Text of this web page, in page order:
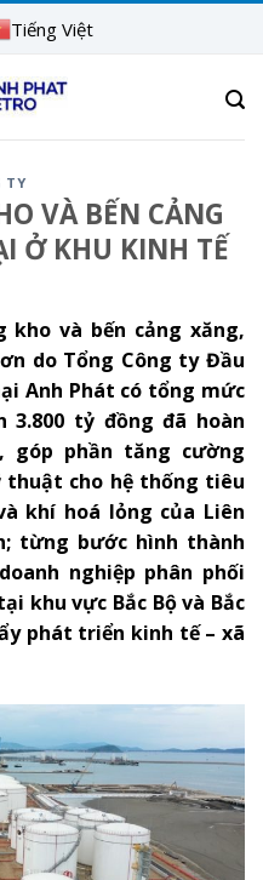
Tiếng Việt
TY
VÀ BẾN CẢNG
Ở KHU KINH TẾ
kho và bến cảng xăng,
do Tổng Công ty Đầu
Anh Phát có tổng mức
tỷ đồng đã hoàn
góp phần tăng cường
thuật cho hệ thống tiêu
khí hoá lỏng của Liên
từng bước hình thành
nghiệp phân phối
khu vực Bắc Bộ và Bắc
phát triển kinh tế – xã